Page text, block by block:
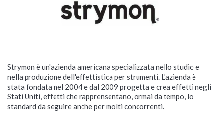
Strymon è un'azienda americana specializzata nello studio e
nella produzione dell'effettistica per strumenti. L'azienda è
stata fondata nel 2004 e dal 2009 progetta e crea effetti negli
Stati Uniti, effetti che rapprensentano, ormai da tempo, lo
standard da seguire anche per molti concorrenti.